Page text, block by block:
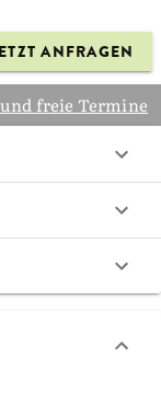
ANFRAGEN
freie Termine